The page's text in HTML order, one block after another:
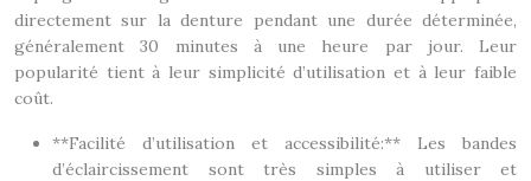
directement sur la denture pendant une durée déterminée,
généralement 30 minutes à une heure par jour. Leur
popularité tient à leur simplicité d’utilisation et à leur faible
coût.
**Facilité d’utilisation et accessibilité:** Les bandes
d’éclaircissement sont très simples à utiliser et